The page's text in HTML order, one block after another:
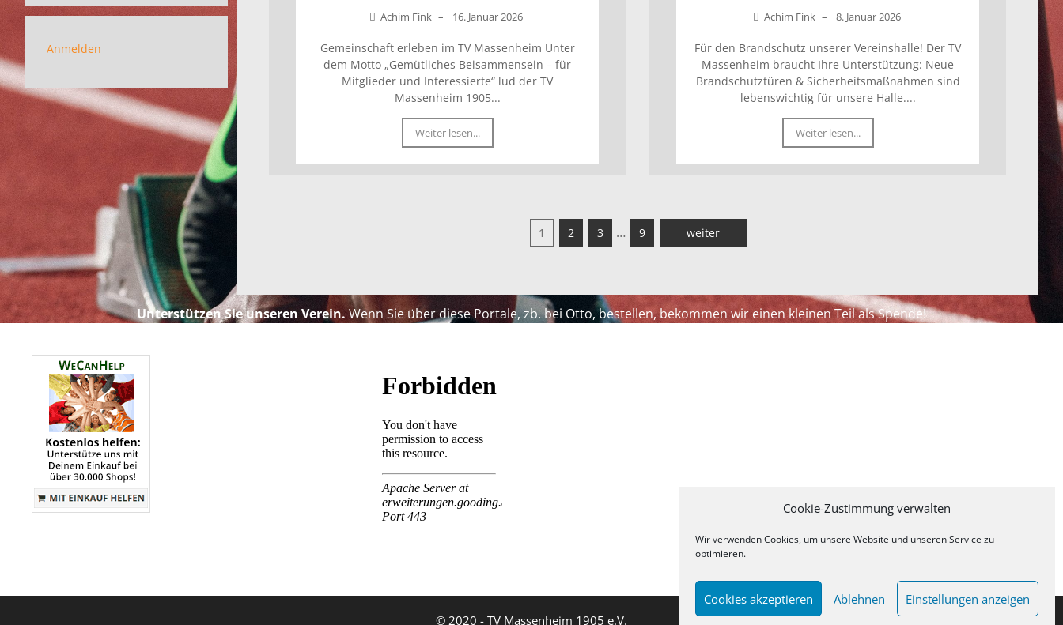
Cookie-Zustimmung verwalten
Wir verwenden Cookies, um unsere Website und unseren Service zu
optimieren.
Cookies akzeptieren Ablehnen Einstellungen anzeigen
Achim Fink – 16. Januar 2026
Gemeinschaft erleben im TV Massenheim Unter
dem Motto „Gemütliches Beisammensein – für
Mitglieder und Interessierte“ lud der TV
Massenheim 1905...
Weiter lesen...
Achim Fink – 8. Januar 2026
Für den Brandschutz unserer Vereinshalle! Der TV
Massenheim braucht Ihre Unterstützung: Neue
Brandschutztüren & Sicherheitsmaßnahmen sind
lebenswichtig für unsere Halle....
Weiter lesen...
1 2 3 … 9 weiter
Anmelden
Unterstützen Sie unseren Verein. Wenn Sie über diese Portale, zb. bei Otto, bestellen, bekommen wir einen kleinen Teil als Spende!
© 2020 - TV Massenheim 1905 e.V.